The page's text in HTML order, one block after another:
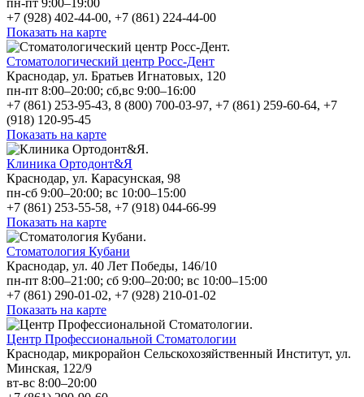
+7 (928) 402-44-00, +7 (861) 224-44-00
Показать на карте
Стоматологический центр Росс-Дент
Краснодар, ул. Братьев Игнатовых, 120
пн-пт 8:00–20:00; сб,вс 9:00–16:00
+7 (861) 253-95-43, 8 (800) 700-03-97, +7 (861) 259-60-64, +7
(918) 120-95-45
Показать на карте
Клиника Ортодонт&Я
Краснодар, ул. Карасунская, 98
пн-сб 9:00–20:00; вс 10:00–15:00
+7 (861) 253-55-58, +7 (918) 044-66-99
Показать на карте
Стоматология Кубани
Краснодар, ул. 40 Лет Победы, 146/10
пн-пт 8:00–21:00; сб 9:00–20:00; вс 10:00–15:00
+7 (861) 290-01-02, +7 (928) 210-01-02
Показать на карте
Центр Профессиональной Стоматологии
Краснодар, микрорайон Сельскохозяйственный Институт, ул.
Минская, 122/9
вт-вс 8:00–20:00